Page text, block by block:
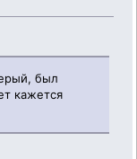
был
кажется